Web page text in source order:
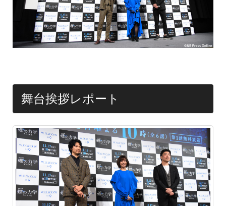
舞台挨拶レポート